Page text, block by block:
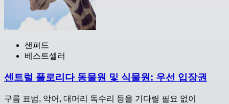
샌퍼드
베스트셀러
센트럴 플로리다 동물원 및 식물원: 우선 입장권
구름 표범, 악어, 대머리 독수리 등을 기다릴 필요 없이